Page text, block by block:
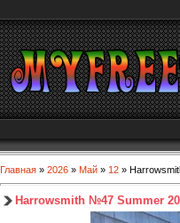
Главная » 2026 » Май » 12 »
Harrowsmith №47 Summer